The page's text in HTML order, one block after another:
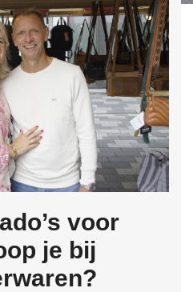
voor
je bij